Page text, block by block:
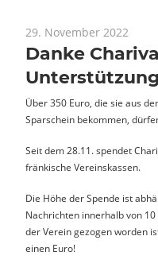
29. November 2022
Danke
Über 350 Euro, die sie aus
Sparschein bekommen,
Seit dem 28.11. spendet
fränkische Vereinskassen.
Die Höhe der Spende ist
Nachrichten innerhalb von
der Verein gezogen worden
einen Euro!